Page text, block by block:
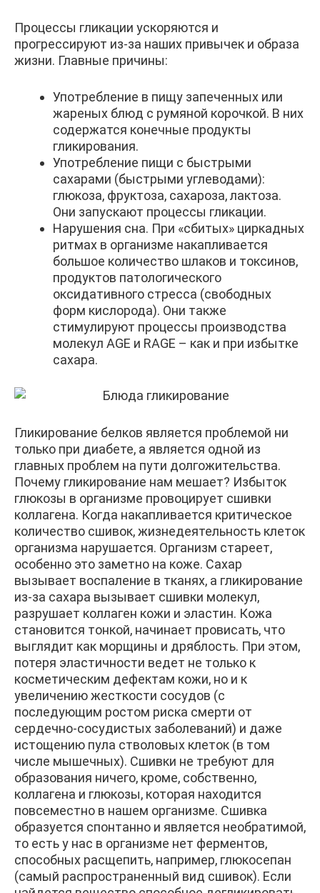
Процессы гликации ускоряются и
прогрессируют из-за наших привычек и образа
жизни. Главные причины:
Употребление в пищу запеченных или
жареных блюд с румяной корочкой. В них
содержатся конечные продукты
гликирования.
Употребление пищи с быстрыми
сахарами (быстрыми углеводами):
глюкоза, фруктоза, сахароза, лактоза.
Они запускают процессы гликации.
Нарушения сна. При «сбитых» циркадных
ритмах в организме накапливается
большое количество шлаков и токсинов,
продуктов патологического
оксидативного стресса (свободных
форм кислорода). Они также
стимулируют процессы производства
молекул AGE и RAGE – как и при избытке
сахара.
Гликирование белков является проблемой ни
только при диабете, а является одной из
главных проблем на пути долгожительства.
Почему гликирование нам мешает? Избыток
глюкозы в организме провоцирует сшивки
коллагена. Когда накапливается критическое
количество сшивок, жизнедеятельность клеток
организма нарушается. Организм стареет,
особенно это заметно на коже. Сахар
вызывает воспаление в тканях, а гликирование
из-за сахара вызывает сшивки молекул,
разрушает коллаген кожи и эластин. Кожа
становится тонкой, начинает провисать, что
выглядит как морщины и дряблость. При этом,
потеря эластичности ведет не только к
косметическим дефектам кожи, но и к
увеличению жесткости сосудов (с
последующим ростом риска смерти от
сердечно-сосудистых заболеваний) и даже
истощению пула стволовых клеток (в том
числе мышечных). Сшивки не требуют для
образования ничего, кроме, собственно,
коллагена и глюкозы, которая находится
повсеместно в нашем организме. Сшивка
образуется спонтанно и является необратимой,
то есть у нас в организме нет ферментов,
способных расщепить, например, глюкосепан
(самый распространенный вид сшивок). Если